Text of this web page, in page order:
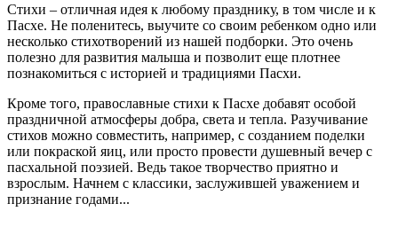
Стихи – отличная идея к любому празднику, в том числе и к
Пасхе. Не поленитесь, выучите со своим ребенком одно или
несколько стихотворений из нашей подборки. Это очень
полезно для развития малыша и позволит еще плотнее
познакомиться с историей и традициями Пасхи.
Кроме того, православные стихи к Пасхе добавят особой
праздничной атмосферы добра, света и тепла. Разучивание
стихов можно совместить, например, с созданием поделки
или покраской яиц, или просто провести душевный вечер с
пасхальной поэзией. Ведь такое творчество приятно и
взрослым. Начнем с классики, заслужившей уважением и
признание годами...